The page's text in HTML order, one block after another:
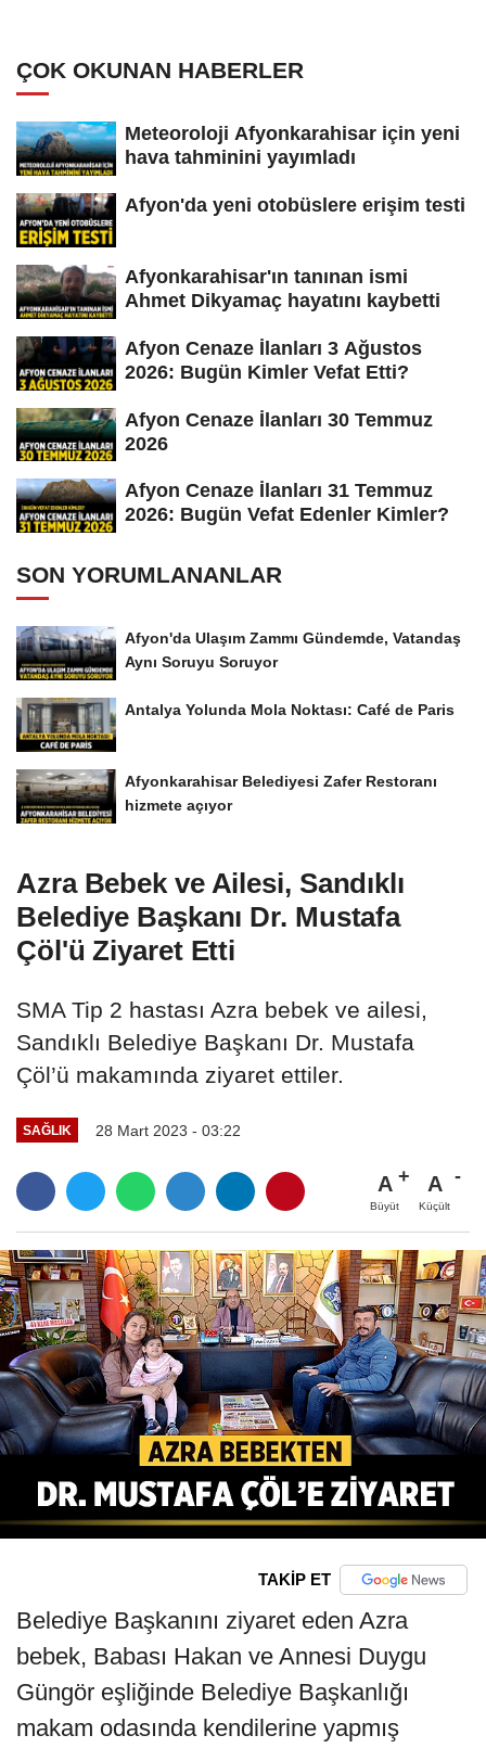
ÇOK OKUNAN HABERLER
Meteoroloji Afyonkarahisar için yeni
hava tahminini yayımladı
Afyon'da yeni otobüslere erişim testi
Afyonkarahisar'ın tanınan ismi
Ahmet Dikyamaç hayatını kaybetti
Afyon Cenaze İlanları 3 Ağustos
2026: Bugün Kimler Vefat Etti?
Afyon Cenaze İlanları 30 Temmuz
2026
Afyon Cenaze İlanları 31 Temmuz
2026: Bugün Vefat Edenler Kimler?
SON YORUMLANANLAR
Afyon'da Ulaşım Zammı Gündemde, Vatandaş
Aynı Soruyu Soruyor
Antalya Yolunda Mola Noktası: Café de Paris
Afyonkarahisar Belediyesi Zafer Restoranı
hizmete açıyor
Azra Bebek ve Ailesi, Sandıklı
Belediye Başkanı Dr. Mustafa
Çöl'ü Ziyaret Etti
SMA Tip 2 hastası Azra bebek ve ailesi,
Sandıklı Belediye Başkanı Dr. Mustafa
Çöl’ü makamında ziyaret ettiler.
SAĞLIK 28 Mart 2023 - 03:22
A
Büyüt
A
Küçült
TAKİP ET
Belediye Başkanını ziyaret eden Azra
bebek, Babası Hakan ve Annesi Duygu
Güngör eşliğinde Belediye Başkanlığı
makam odasında kendilerine yapmış